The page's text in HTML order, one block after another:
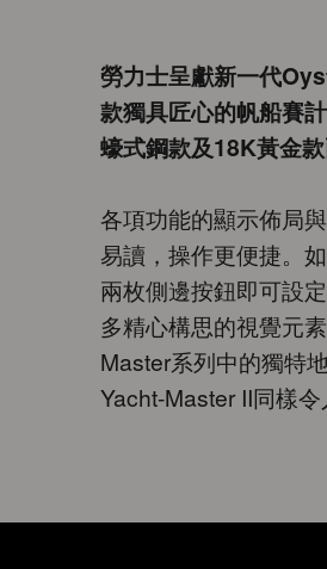
勞力士呈獻新一代
款獨具匠心的帆船賽
蠔式鋼款及18K黃金款
各項功能的顯示佈局
易讀，操作更便捷。
兩枚側邊按鈕即可設
多精心構思的視覺元
Master系列中的獨特
Yacht-Master II同樣令